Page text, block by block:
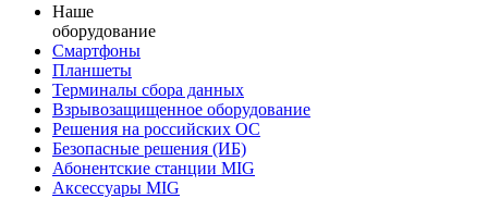
Наше
оборудование
Смартфоны
Планшеты
Терминалы сбора данных
Взрывозащищенное оборудование
Решения на российских ОС
Безопасные решения (ИБ)
Абонентские станции MIG
Аксессуары MIG